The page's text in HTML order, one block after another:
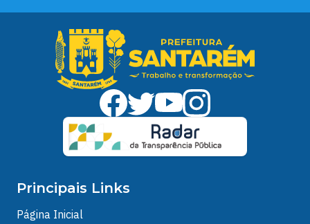
Principais Links
Página Inicial